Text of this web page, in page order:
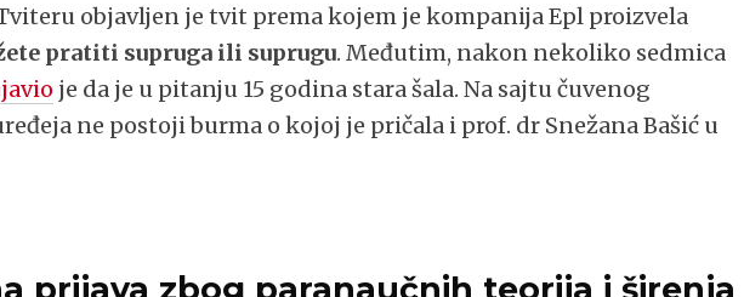
objavljen je tvit prema kojem je kompanija Epl proizvela
pratiti supruga ili suprugu. Međutim, nakon nekoliko sedmica
je da je u pitanju 15 godina stara šala. Na sajtu čuvenog
ne postoji burma o kojoj je pričala i prof. dr Snežana Bašić u